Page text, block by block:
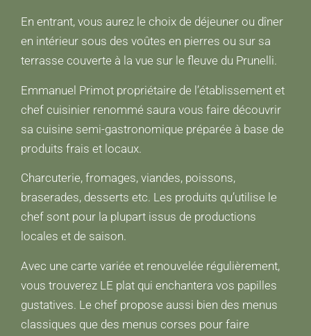
En entrant, vous aurez le choix de déjeuner ou dîner
en intérieur sous des voûtes en pierres ou sur sa
terrasse couverte à la vue sur le fleuve du Prunelli.
Emmanuel Primot propriétaire de l’établissement et
chef cuisinier renommé saura vous faire découvrir
sa cuisine semi-gastronomique préparée à base de
produits frais et locaux.
Charcuterie, fromages, viandes, poissons,
braserades, desserts etc. Les produits qu’utilise le
chef sont pour la plupart issus de productions
locales et de saison.
Avec une carte variée et renouvelée régulièrement,
vous trouverez LE plat qui enchantera vos papilles
gustatives. Le chef propose aussi bien des menus
classiques que des menus corses pour faire